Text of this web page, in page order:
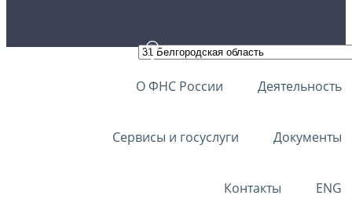
О ФНС России Деятельность
Сервисы и госуслуги Документы
Контакты ENG